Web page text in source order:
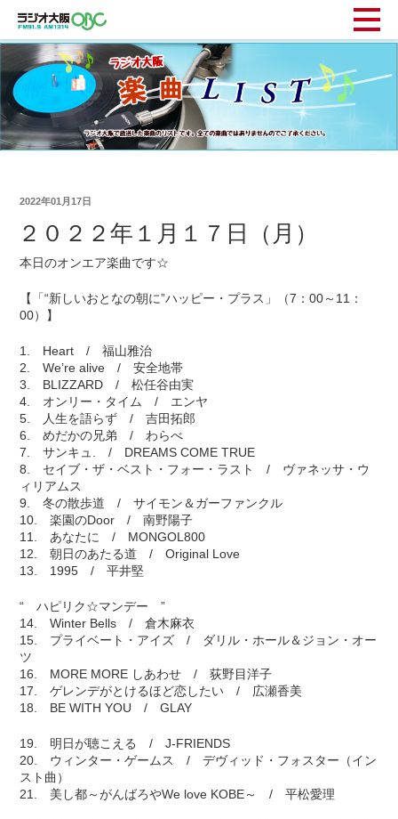
2022年01月17日
２０２２年１月１７日（月）
本日のオンエア楽曲です☆
【「“新しいおとなの朝に”ハッピー・プラス」（7：00～11：
00）】
1. Heart / 福山雅治
2. We’re alive / 安全地帯
3. BLIZZARD / 松任谷由実
4. オンリー・タイム / エンヤ
5. 人生を語らず / 吉田拓郎
6. めだかの兄弟 / わらべ
7. サンキュ. / DREAMS COME TRUE
8. セイブ・ザ・ベスト・フォー・ラスト / ヴァネッサ・ウ
ィリアムス
9. 冬の散歩道 / サイモン＆ガーファンクル
10. 楽園のDoor / 南野陽子
11. あなたに / MONGOL800
12. 朝日のあたる道 / Original Love
13. 1995 / 平井堅
“ ハピリク☆マンデー ”
14. Winter Bells / 倉木麻衣
15. プライベート・アイズ / ダリル・ホール＆ジョン・オー
ツ
16. MORE MORE しあわせ / 荻野目洋子
17. ゲレンデがとけるほど恋したい / 広瀬香美
18. BE WITH YOU / GLAY
19. 明日が聴こえる / J-FRIENDS
20. ウィンター・ゲームス / デヴィッド・フォスター（イン
スト曲）
21. 美し都～がんばろやWe love KOBE～ / 平松愛理